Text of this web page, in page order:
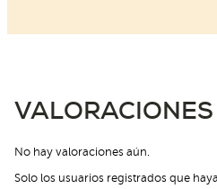
VALORACIONES
No hay valoraciones aún.
Solo los usuarios registrados que